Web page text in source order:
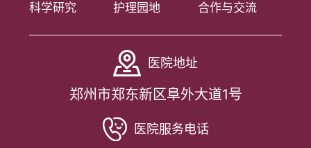
科学研究
护理园地 合作与交流
医院地址
郑州市郑东新区阜外大道1号
医院服务电话